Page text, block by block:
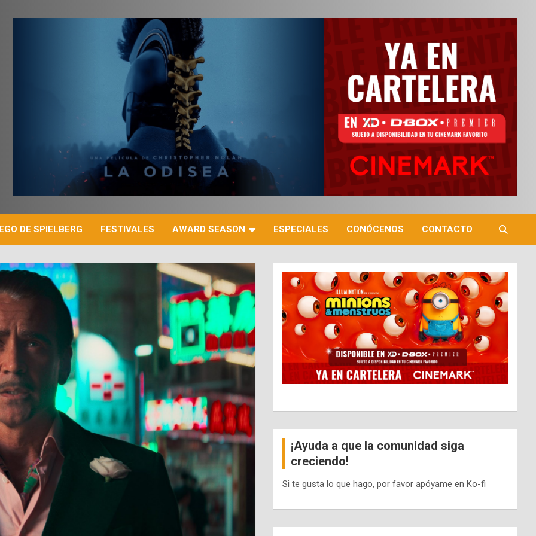
DE SPIELBERG FESTIVALES AWARD SEASON ESPECIALES CONÓCENOS CONTACTO
¡Ayuda a que la comunidad siga
creciendo!
Si te gusta lo que hago, por favor apóyame en Ko-fi